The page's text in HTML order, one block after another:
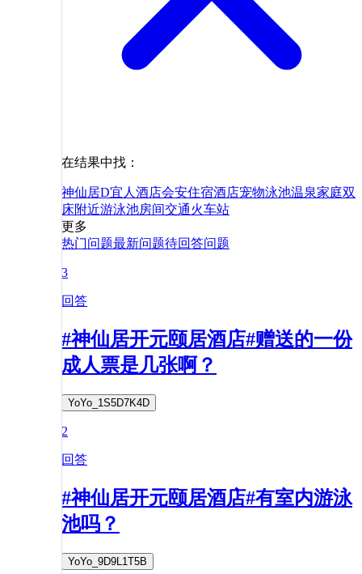
在结果中找：
神仙居D宜人酒店会安住宿酒店宠物泳池温泉家庭双
床附近游泳池房间交通火车站
更多
热门问题最新问题待回答问题
3
回答
#神仙居开元颐居酒店#赠送的一份
成人票是几张啊？
YoYo_1S5D7K4D
2
回答
#神仙居开元颐居酒店#有室内游泳
池吗？
YoYo_9D9L1T5B